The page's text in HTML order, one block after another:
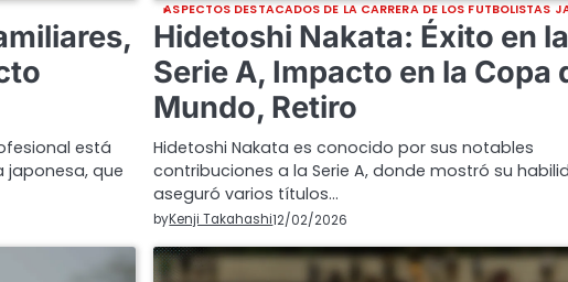
está
japonesa, que
ASPECTOS DESTACADOS DE LA CARRERA DE LOS FUTBOLISTAS
Hidetoshi Nakata: Éxito en la
Serie A, Impacto en la Copa
Mundo, Retiro
Hidetoshi Nakata es conocido por sus notables
contribuciones a la Serie A, donde mostró su
aseguró varios títulos…
byKenji Takahashi12/02/2026